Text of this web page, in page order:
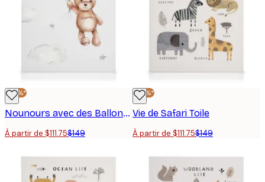
-25%*
Nounours avec des Ballons Toile
À partir de $111.75$149
-25%*
Vie de Safari Toile
À partir de $111.75$149